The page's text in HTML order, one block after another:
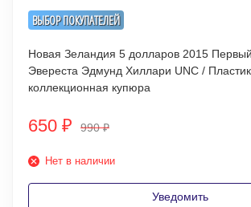
ВЫБОР ПОКУПАТЕЛЕЙ
Новая Зеландия 5 долларов 2015
Эвереста Эдмунд Хиллари UNC / Пластиковая
коллекционная купюра
650 ₽ 990₽
Нет в наличии
Уведомить